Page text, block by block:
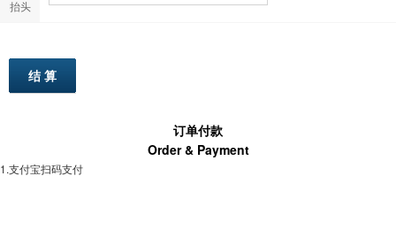
抬头
订单付款
Order & Payment
1.支付宝扫码支付